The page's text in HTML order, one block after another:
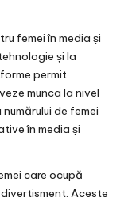
femei în media și
și la
permit
munca la nivel
de femei
în media și
care ocupă
Aceste